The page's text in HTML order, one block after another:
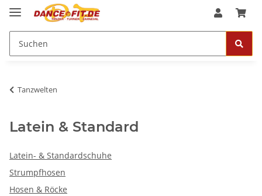
Tanzwelten
Latein & Standard
Latein- & Standardschuhe
Strumpfhosen
Hosen & Röcke